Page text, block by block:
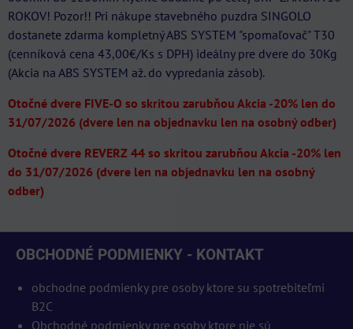
ROKOV! Pozor!! Pri nákupe stavebného puzdra SINGOLO
dostanete zdarma kompletný ABS SYSTEM "spomaľovač" T30
(cenníková cena 43,00€/Ks s DPH) ideálny pre dvere do 30Kg
(Akcia na ABS SYSTEM až. do vypredania zásob).
Otočné dvere FIVE-O so skritou zarubňou Akcia -20% len do
31/07/2026 (dvere len na objednavku len na osobný odber)
Otočné dvere REVERZ 44 so skritou zarubňou Akcia -20% len
do 31/07/2026 (dvere len na objednavku len na osobný
odber)
OBCHODNÉ PODMIENKY - KONTAKT
obchodne podmienky pre osoby ktore su spotrebiteľmi
B2C
Obchodné podmienky pre osoby ktore nie sú